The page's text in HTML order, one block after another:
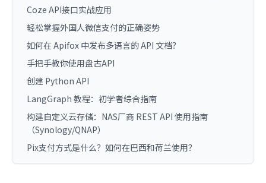
Coze API接口实战应用
轻松掌握外国人微信支付的正确姿势
如何在 Apifox 中发布多语言的 API 文档？
手把手教你使用盘古API
创建 Python API
LangGraph 教程：初学者综合指南
构建自定义云存储：NAS厂商 REST API 使用指南
（Synology/QNAP）
Pix支付方式是什么？如何在巴西和荷兰使用？